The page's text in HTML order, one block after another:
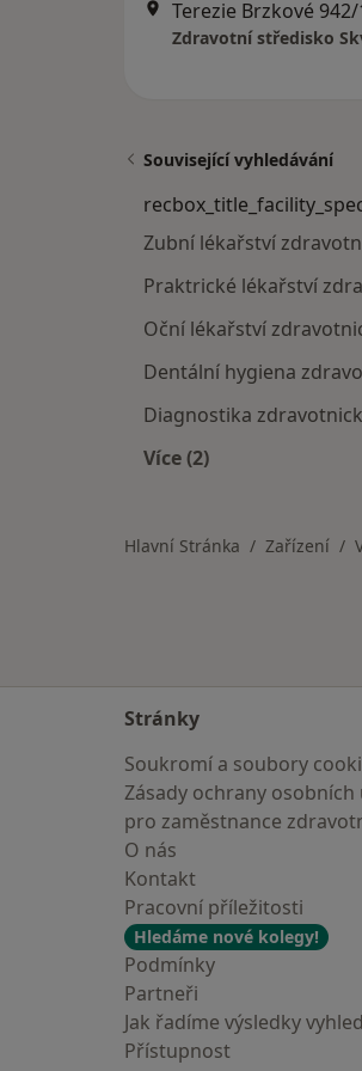
Terezie Brzkové
Zdravotní středisko
Související vyhledávání
Zubní lékařství
Praktrické lékařství
Oční lékařství
Dentální hygiena
Diagnostika
Více (2)
Hlavní Stránka Zařízení
Stránky
Soukromí a soubory
Zásady ochrany osobních
pro zaměstnance
O nás
Kontakt
Pracovní příležitosti
Hledáme nové kolegy!
Podmínky
Partneři
Jak řadíme výsledky
Přístupnost